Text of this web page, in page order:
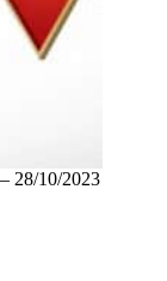
28/10/2023